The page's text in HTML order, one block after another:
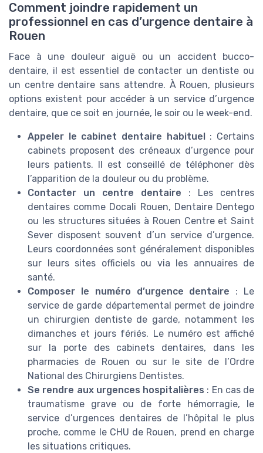
Comment joindre rapidement un
professionnel en cas d’urgence dentaire à
Rouen
Face à une douleur aiguë ou un accident bucco-
dentaire, il est essentiel de contacter un dentiste ou
un centre dentaire sans attendre. À Rouen, plusieurs
options existent pour accéder à un service d’urgence
dentaire, que ce soit en journée, le soir ou le week-end.
Appeler le cabinet dentaire habituel: Certains
cabinets proposent des créneaux d’urgence pour
leurs patients. Il est conseillé de téléphoner dès
l’apparition de la douleur ou du problème.
Contacter un centre dentaire : Les centres
dentaires comme Docali Rouen, Dentaire Dentego
ou les structures situées à Rouen Centre et Saint
Sever disposent souvent d’un service d’urgence.
Leurs coordonnées sont généralement disponibles
sur leurs sites officiels ou via les annuaires de
santé.
Composer le numéro d’urgence dentaire : Le
service de garde départemental permet de joindre
un chirurgien dentiste de garde, notamment les
dimanches et jours fériés. Le numéro est affiché
sur la porte des cabinets dentaires, dans les
pharmacies de Rouen ou sur le site de l’Ordre
National des Chirurgiens Dentistes.
Se rendre aux urgences hospitalières : En cas de
traumatisme grave ou de forte hémorragie, le
service d’urgences dentaires de l’hôpital le plus
proche, comme le CHU de Rouen, prend en charge
les situations critiques.